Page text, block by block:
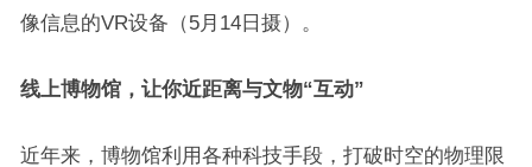
像信息的VR设备（5月14日摄）。
线上博物馆，让你近距离与文物“互动”
近年来，博物馆利用各种科技手段，打破时空的物理限